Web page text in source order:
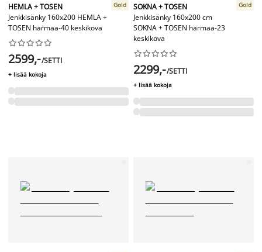
HEMLA + TOSEN
Jenkkisänky 160x200 HEMLA +
TOSEN harmaa-40 keskikova
Gold






2599,-/SETTI
+ lisää kokoja
SOKNA + TOSEN
Jenkkisänky 160x200 cm
SOKNA + TOSEN harmaa-23
keskikova
Gold






2299,-/SETTI
+ lisää kokoja